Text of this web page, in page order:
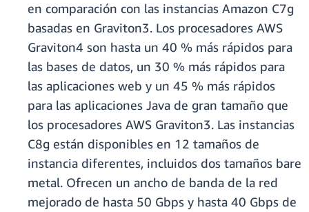
en comparación con las instancias Amazon C7g
basadas en Graviton3. Los procesadores AWS
Graviton4 son hasta un 40 % más rápidos para
las bases de datos, un 30 % más rápidos para
las aplicaciones web y un 45 % más rápidos
para las aplicaciones Java de gran tamaño que
los procesadores AWS Graviton3. Las instancias
C8g están disponibles en 12 tamaños de
instancia diferentes, incluidos dos tamaños bare
metal. Ofrecen un ancho de banda de la red
mejorado de hasta 50 Gbps y hasta 40 Gbps de